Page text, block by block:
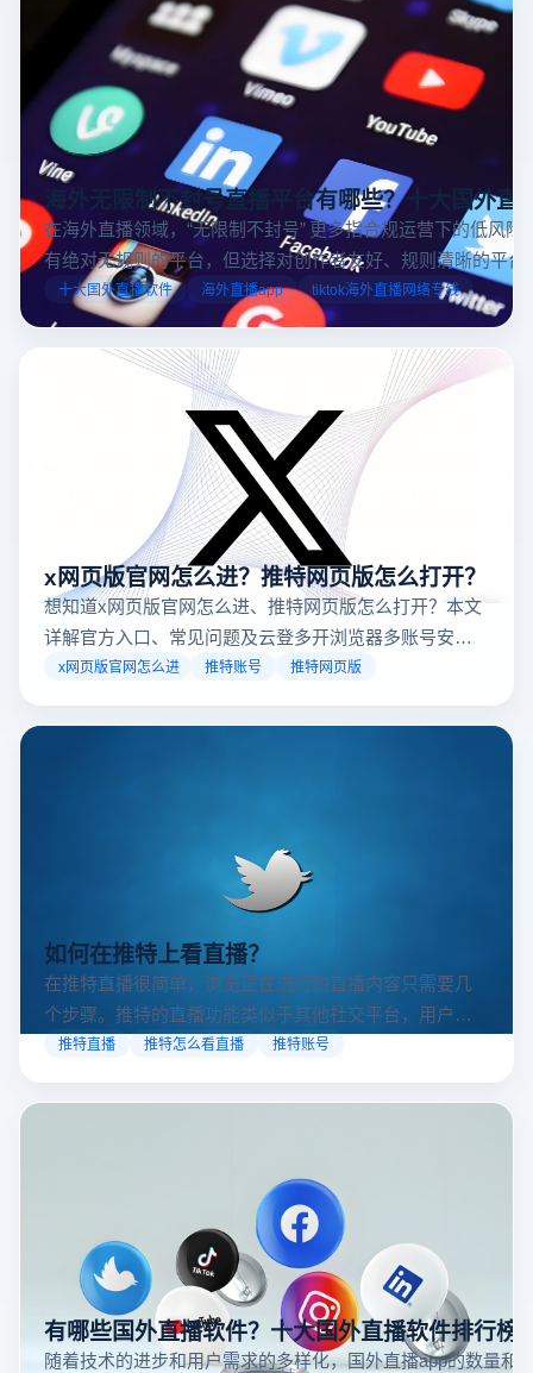
海外无限制不封号直播平台有哪些？十大国外直
在海外直播领域，“无限制不封号” 更多指合规运营下的低风
有绝对无规则的平台，但选择对创作者友好、规则清晰的平台
业工具规避风险，能显著降低封号概率。以下推荐十大国外
台，并结合云登多开浏览器的功能，详解如何安全高效运营。
十大国外直播软件 海外直播app tiktok海外直播网络专线
x网页版官网怎么进？推特网页版怎么打开？
想知道x网页版官网怎么进、推特网页版怎么打开？本文
详解官方入口、常见问题及云登多开浏览器多账号安全
访问方案，助你稳定登录高效运营。
x网页版官网怎么进 推特账号 推特网页版
如何在推特上看直播？
在推特直播很简单，浏览正在进行的直播内容只需要几
个步骤。推特的直播功能类似于其他社交平台，用户可
以通过关注自己喜欢的账号、浏览话题标签或查看实时
可以随时随地参与实时互动，无论是关注新闻事件、休
推特直播 推特怎么看直播 推特账号
有哪些国外直播软件？十大国外直播软件排行榜
随着技术的进步和用户需求的多样化，国外直播app的数量和